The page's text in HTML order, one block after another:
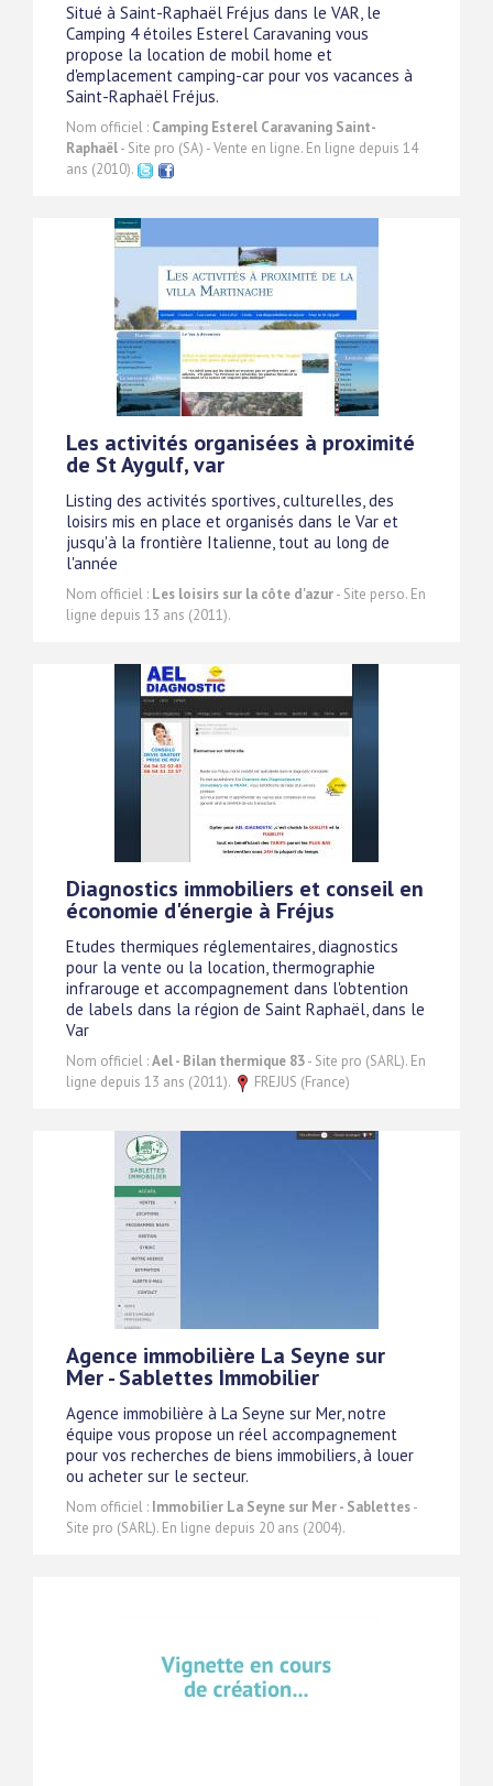
Situé à Saint-Raphaël Fréjus dans le VAR, le
Camping 4 étoiles Esterel Caravaning vous
propose la location de mobil home et
d'emplacement camping-car pour vos vacances à
Saint-Raphaël Fréjus.
Nom officiel : Camping Esterel Caravaning Saint-
Raphaël- Site pro (SA) - Vente en ligne. En ligne depuis 14
ans (2010).
Les activités organisées à proximité
de St Aygulf, var
Listing des activités sportives, culturelles, des
loisirs mis en place et organisés dans le Var et
jusqu'à la frontière Italienne, tout au long de
l'année
Nom officiel : Les loisirs sur la côte d'azur- Site perso. En
ligne depuis 13 ans (2011).
Diagnostics immobiliers et conseil en
économie d'énergie à Fréjus
Etudes thermiques réglementaires, diagnostics
pour la vente ou la location, thermographie
infrarouge et accompagnement dans l'obtention
de labels dans la région de Saint Raphaël, dans le
Var
Nom officiel :Ael - Bilan thermique 83- Site pro (SARL). En
ligne depuis 13 ans (2011).
FREJUS (France)
Agence immobilière La Seyne sur
Mer - Sablettes Immobilier
Agence immobilière à La Seyne sur Mer, notre
équipe vous propose un réel accompagnement
pour vos recherches de biens immobiliers, à louer
ou acheter sur le secteur.
Nom officiel : Immobilier La Seyne sur Mer - Sablettes-
Site pro (SARL). En ligne depuis 20 ans (2004).